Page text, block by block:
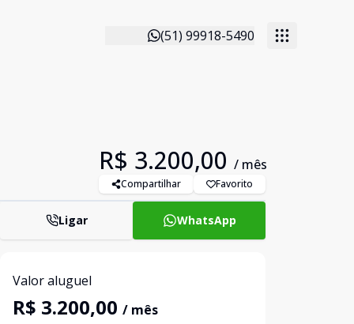
(51) 99918-5490
R$ 3.200,00 / mês
Compartilhar Favorito
Ligar WhatsApp
Valor aluguel
R$ 3.200,00 / mês